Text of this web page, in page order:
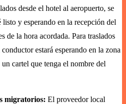
desde el hotel al aeropuerto, se
listo y esperando en la recepción del
de la hora acordada. Para traslados
estará esperando en la zona
cartel que tenga el nombre del
migratorios: El proveedor local